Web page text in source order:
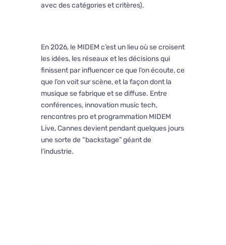
avec des catégories et critères).
En 2026, le MIDEM c’est un lieu où se croisent
les idées, les réseaux et les décisions qui
finissent par influencer ce que l’on écoute, ce
que l’on voit sur scène, et la façon dont la
musique se fabrique et se diffuse. Entre
conférences, innovation music tech,
rencontres pro et programmation MIDEM
Live, Cannes devient pendant quelques jours
une sorte de “backstage” géant de
l’industrie.